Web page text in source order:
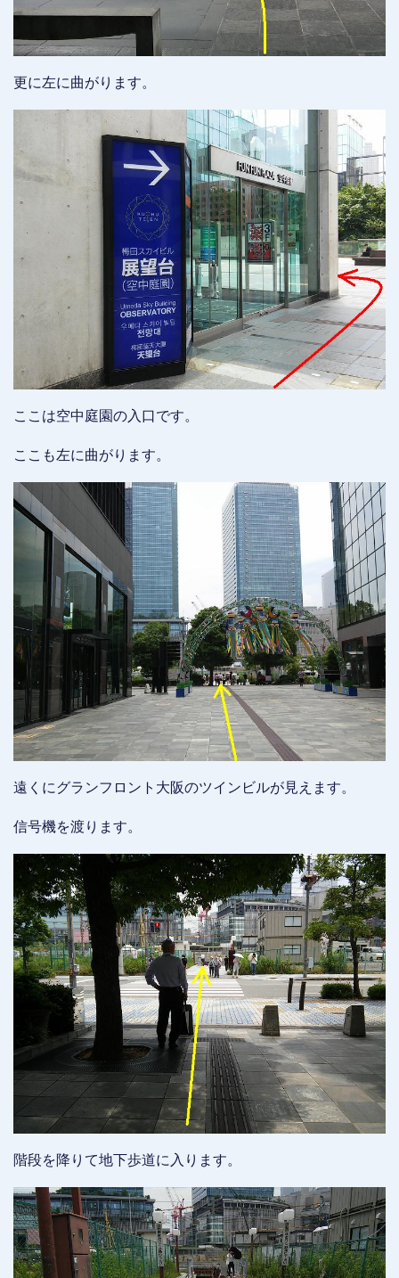
更に左に曲がります。
ここは空中庭園の入口です。
ここも左に曲がります。
遠くにグランフロント大阪のツインビルが見えます。
信号機を渡ります。
階段を降りて地下歩道に入ります。